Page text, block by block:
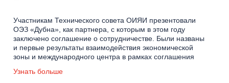
Участникам Технического совета ОИЯИ презентовали
ОЭЗ «Дубна», как партнера, с которым в этом году
заключено соглашение о сотрудничестве. Были названы
и первые результаты взаимодействия экономической
зоны и международного центра в рамках соглашения
Узнать больше